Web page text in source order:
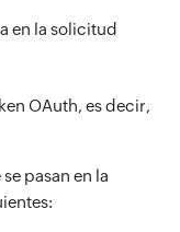
en la solicitud
OAuth, es decir,
pasan en la